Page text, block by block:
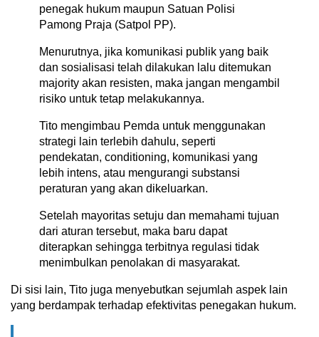
penegak hukum maupun Satuan Polisi
Pamong Praja (Satpol PP).
Menurutnya, jika komunikasi publik yang baik
dan sosialisasi telah dilakukan lalu ditemukan
majority akan resisten, maka jangan mengambil
risiko untuk tetap melakukannya.
Tito mengimbau Pemda untuk menggunakan
strategi lain terlebih dahulu, seperti
pendekatan, conditioning, komunikasi yang
lebih intens, atau mengurangi substansi
peraturan yang akan dikeluarkan.
Setelah mayoritas setuju dan memahami tujuan
dari aturan tersebut, maka baru dapat
diterapkan sehingga terbitnya regulasi tidak
menimbulkan penolakan di masyarakat.
Di sisi lain, Tito juga menyebutkan sejumlah aspek lain
yang berdampak terhadap efektivitas penegakan hukum.